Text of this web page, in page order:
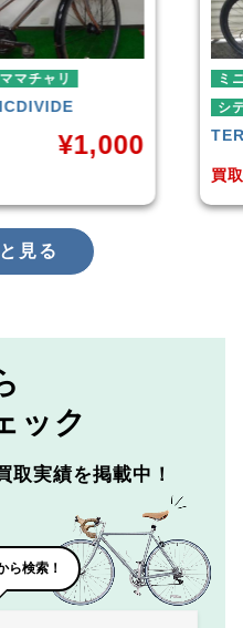
1,000
シティサイク
TERN
見る
ック
取実績を掲載中！
ら検索！